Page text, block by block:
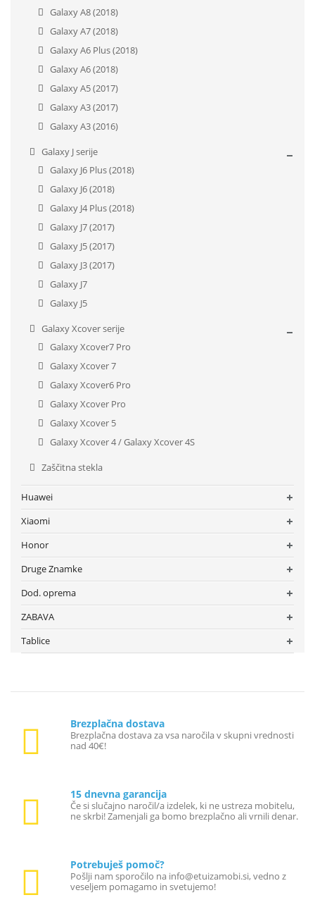
Galaxy A8 (2018)
Galaxy A7 (2018)
Galaxy A6 Plus (2018)
Galaxy A6 (2018)
Galaxy A5 (2017)
Galaxy A3 (2017)
Galaxy A3 (2016)
Galaxy J serije
Galaxy J6 Plus (2018)
Galaxy J6 (2018)
Galaxy J4 Plus (2018)
Galaxy J7 (2017)
Galaxy J5 (2017)
Galaxy J3 (2017)
Galaxy J7
Galaxy J5
Galaxy Xcover serije
Galaxy Xcover7 Pro
Galaxy Xcover 7
Galaxy Xcover6 Pro
Galaxy Xcover Pro
Galaxy Xcover 5
Galaxy Xcover 4 / Galaxy Xcover 4S
Zaščitna stekla
Huawei
Xiaomi
Honor
Druge Znamke
Dod. oprema
ZABAVA
Tablice
Brezplačna dostava
Brezplačna dostava za vsa naročila v skupni vrednosti
nad 40€!
15 dnevna garancija
Če si slučajno naročil/a izdelek, ki ne ustreza mobitelu,
ne skrbi! Zamenjali ga bomo brezplačno ali vrnili denar.
Potrebuješ pomoč?
Pošlji nam sporočilo na info@etuizamobi.si, vedno z
veseljem pomagamo in svetujemo!